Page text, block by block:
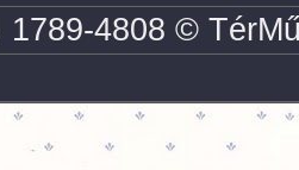
1789-4808 ©